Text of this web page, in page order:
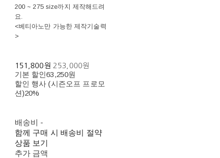
200 ~ 275 size까지 제작해드려
요.
<베티아노만 가능한 제작기술력
>
151,800원 253,000원
기본 할인63,250원
할인 행사 (시즌오프 프로모
션)20%
배송비 -
함께 구매 시 배송비 절약
상품 보기
추가 금액